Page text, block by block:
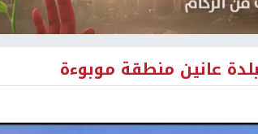
عانين منطقة موبوءة